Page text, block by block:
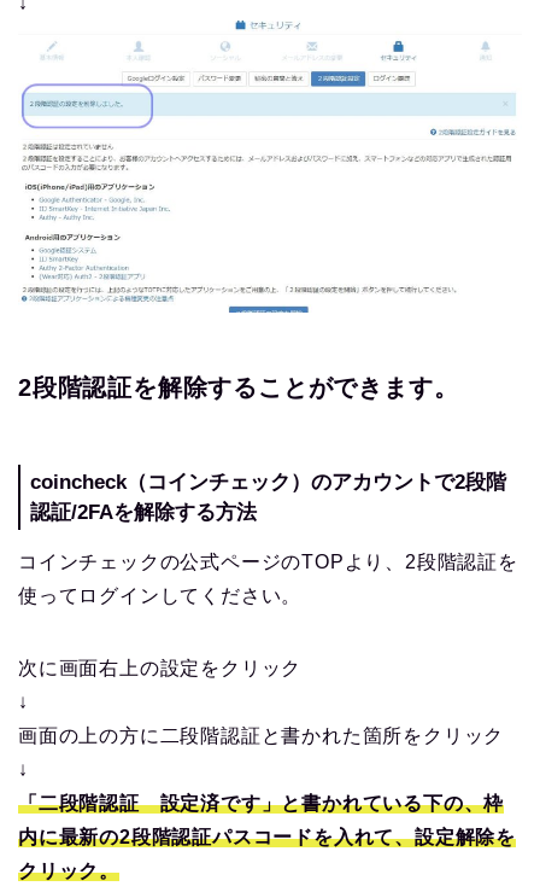
2段階認証を解除することができます。
coincheck（コインチェック）のアカウントで2段階
認証/2FAを解除する方法
コインチェックの公式ページのTOPより、2段階認証を
使ってログインしてください。
次に画面右上の設定をクリック
↓
画面の上の方に二段階認証と書かれた箇所をクリック
↓
「二段階認証 設定済です」と書かれている下の、枠
内に最新の2段階認証パスコードを入れて、設定解除を
クリック。